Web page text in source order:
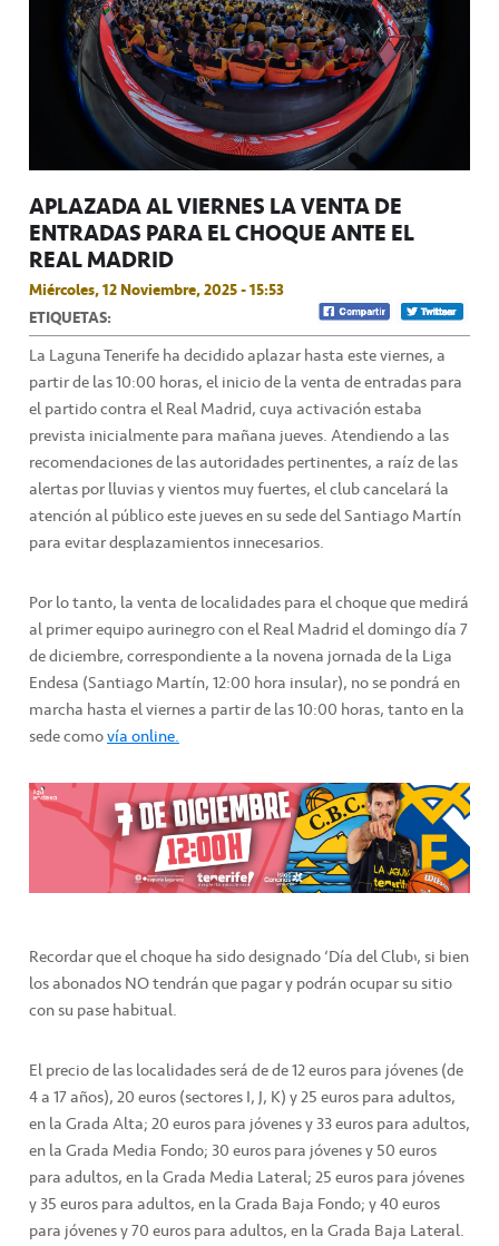
APLAZADA AL VIERNES LA VENTA DE
ENTRADAS PARA EL CHOQUE ANTE EL
REAL MADRID
Miércoles, 12 Noviembre, 2025 - 15:53
ETIQUETAS:
La Laguna Tenerife ha decidido aplazar hasta este viernes, a
partir de las 10:00 horas, el inicio de la venta de entradas para
el partido contra el Real Madrid, cuya activación estaba
prevista inicialmente para mañana jueves. Atendiendo a las
recomendaciones de las autoridades pertinentes, a raíz de las
alertas por lluvias y vientos muy fuertes, el club cancelará la
atención al público este jueves en su sede del Santiago Martín
para evitar desplazamientos innecesarios.
Por lo tanto, la venta de localidades para el choque que medirá
al primer equipo aurinegro con el Real Madrid el domingo día 7
de diciembre, correspondiente a la novena jornada de la Liga
Endesa (Santiago Martín, 12:00 hora insular), no se pondrá en
marcha hasta el viernes a partir de las 10:00 horas, tanto en la
sede comovía online.
Recordar que el choque ha sido designado ‘Día del Club’, si bien
los abonados NO tendrán que pagar y podrán ocupar su sitio
con su pase habitual.
El precio de las localidades será de de 12 euros para jóvenes (de
4 a 17 años), 20 euros (sectores I, J, K) y 25 euros para adultos,
en la Grada Alta; 20 euros para jóvenes y 33 euros para adultos,
en la Grada Media Fondo; 30 euros para jóvenes y 50 euros
para adultos, en la Grada Media Lateral; 25 euros para jóvenes
y 35 euros para adultos, en la Grada Baja Fondo; y 40 euros
para jóvenes y 70 euros para adultos, en la Grada Baja Lateral.